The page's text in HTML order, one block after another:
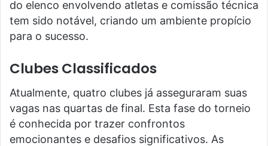
do elenco envolvendo atletas e comissão técnica
tem sido notável, criando um ambiente propício
para o sucesso.
Clubes Classificados
Atualmente, quatro clubes já asseguraram suas
vagas nas quartas de final. Esta fase do torneio
é conhecida por trazer confrontos
emocionantes e desafios significativos. As